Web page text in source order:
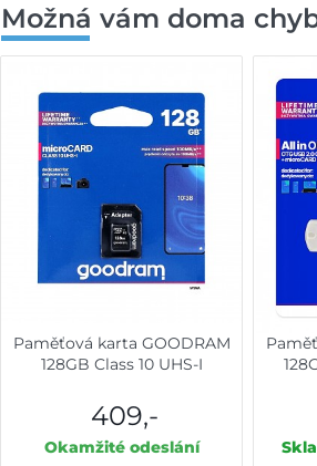
Možná vám doma
Paměťová karta GOODRAM
128GB Class 10 UHS-I
409,-
Okamžité odeslání